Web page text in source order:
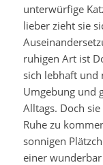
unterwürfige
lieber zieht sie
ruhigen Art ist
sich lebhaft und
Umgebung und
Alltags. Doch
Ruhe zu
sonnigen
einer